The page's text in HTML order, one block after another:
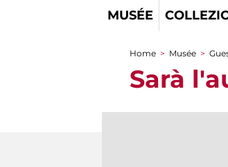
MUSÉE
You are here
Home > Musée >
Sarà